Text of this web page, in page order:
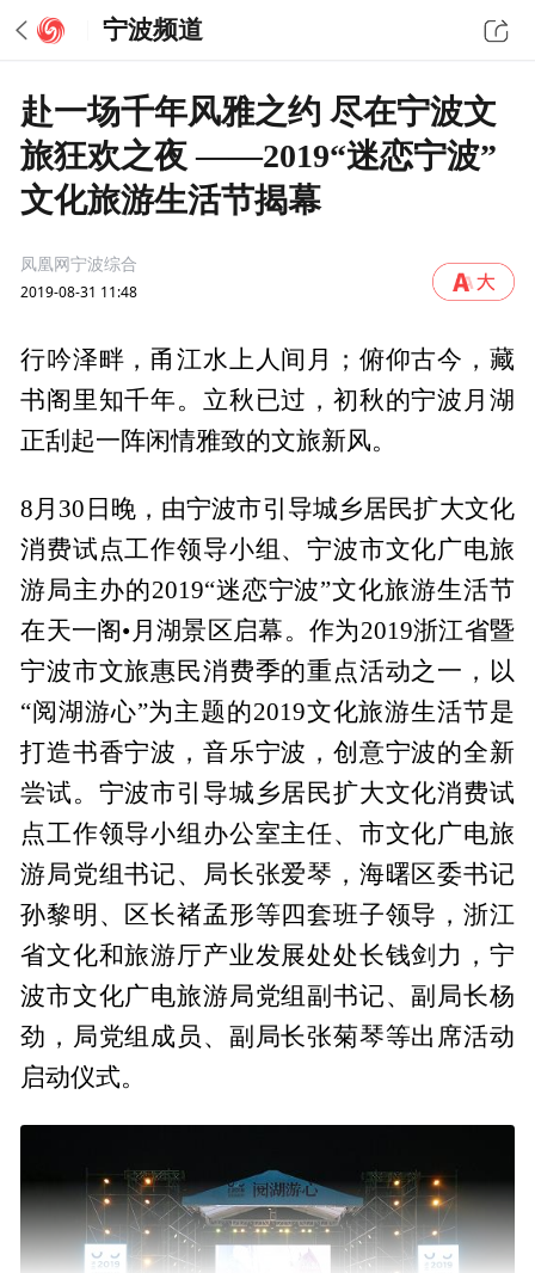
宁波频道
赴一场千年风雅之约 尽在宁波文
旅狂欢之夜 ——2019“迷恋宁波”
文化旅游生活节揭幕
凤凰网宁波综合
2019-08-31 11:48
行吟泽畔，甬江水上人间月；俯仰古今，藏
书阁里知千年。立秋已过，初秋的宁波月湖
正刮起一阵闲情雅致的文旅新风。
8月30日晚，由宁波市引导城乡居民扩大文化
消费试点工作领导小组、宁波市文化广电旅
游局主办的2019“迷恋宁波”文化旅游生活节
在天一阁•月湖景区启幕。作为2019浙江省暨
宁波市文旅惠民消费季的重点活动之一，以
“阅湖游心”为主题的2019文化旅游生活节是
打造书香宁波，音乐宁波，创意宁波的全新
尝试。宁波市引导城乡居民扩大文化消费试
点工作领导小组办公室主任、市文化广电旅
游局党组书记、局长张爱琴，海曙区委书记
孙黎明、区长褚孟形等四套班子领导，浙江
省文化和旅游厅产业发展处处长钱剑力，宁
波市文化广电旅游局党组副书记、副局长杨
劲，局党组成员、副局长张菊琴等出席活动
启动仪式。